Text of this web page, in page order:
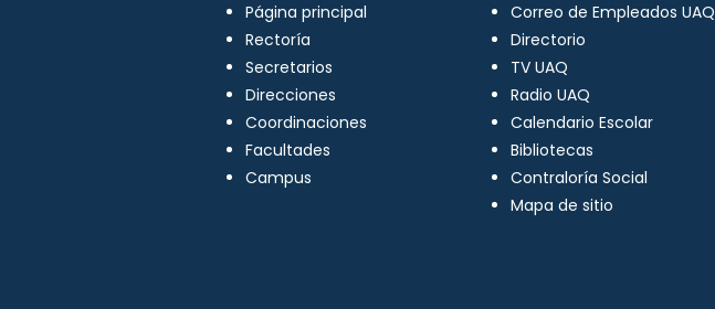
Página principal
Rectoría
Secretarios
Direcciones
Coordinaciones
Facultades
Campus
Correo de Empleados UAQ
Directorio
TV UAQ
Radio UAQ
Calendario Escolar
Bibliotecas
Contraloría Social
Mapa de sitio